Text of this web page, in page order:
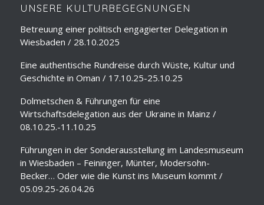
UNSERE KULTURBEGEGNUNGEN
Betreuung einer politisch engagierter Delegation in
Wiesbaden / 28.10.2025
Eine authentische Rundreise durch Wüste, Kultur und
Geschichte in Oman / 17.10.25-25.10.25
Dolmetschen & Führungen für eine
Wirtschaftsdelegation aus der Ukraine in Mainz /
08.10.25.-11.10.25
Führungen in der Sonderausstellung im Landesmuseum
in Wiesbaden – Feininger, Münter, Modersohn-
Becker… Oder wie die Kunst ins Museum kommt /
05.09.25-26.04.26